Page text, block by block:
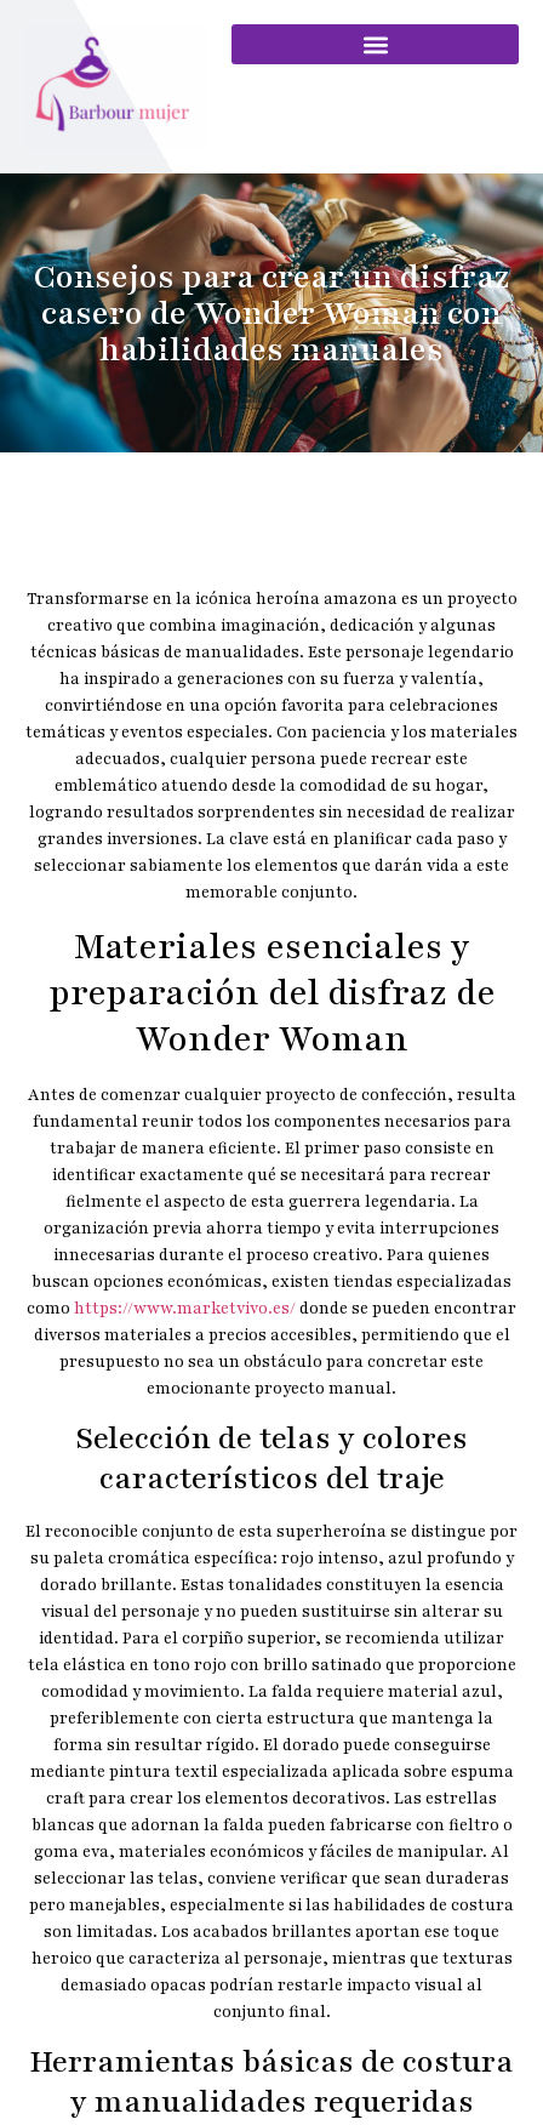
Consejos para crear un disfraz
casero de Wonder Woman con
habilidades manuales
Transformarse en la icónica heroína amazona es un proyecto
creativo que combina imaginación, dedicación y algunas
técnicas básicas de manualidades. Este personaje legendario
ha inspirado a generaciones con su fuerza y valentía,
convirtiéndose en una opción favorita para celebraciones
temáticas y eventos especiales. Con paciencia y los materiales
adecuados, cualquier persona puede recrear este
emblemático atuendo desde la comodidad de su hogar,
logrando resultados sorprendentes sin necesidad de realizar
grandes inversiones. La clave está en planificar cada paso y
seleccionar sabiamente los elementos que darán vida a este
memorable conjunto.
Materiales esenciales y
preparación del disfraz de
Wonder Woman
Antes de comenzar cualquier proyecto de confección, resulta
fundamental reunir todos los componentes necesarios para
trabajar de manera eficiente. El primer paso consiste en
identificar exactamente qué se necesitará para recrear
fielmente el aspecto de esta guerrera legendaria. La
organización previa ahorra tiempo y evita interrupciones
innecesarias durante el proceso creativo. Para quienes
buscan opciones económicas, existen tiendas especializadas
como https://www.marketvivo.es/donde se pueden encontrar
diversos materiales a precios accesibles, permitiendo que el
presupuesto no sea un obstáculo para concretar este
emocionante proyecto manual.
Selección de telas y colores
característicos del traje
El reconocible conjunto de esta superheroína se distingue por
su paleta cromática específica: rojo intenso, azul profundo y
dorado brillante. Estas tonalidades constituyen la esencia
visual del personaje y no pueden sustituirse sin alterar su
identidad. Para el corpiño superior, se recomienda utilizar
tela elástica en tono rojo con brillo satinado que proporcione
comodidad y movimiento. La falda requiere material azul,
preferiblemente con cierta estructura que mantenga la
forma sin resultar rígido. El dorado puede conseguirse
mediante pintura textil especializada aplicada sobre espuma
craft para crear los elementos decorativos. Las estrellas
blancas que adornan la falda pueden fabricarse con fieltro o
goma eva, materiales económicos y fáciles de manipular. Al
seleccionar las telas, conviene verificar que sean duraderas
pero manejables, especialmente si las habilidades de costura
son limitadas. Los acabados brillantes aportan ese toque
heroico que caracteriza al personaje, mientras que texturas
demasiado opacas podrían restarle impacto visual al
conjunto final.
Herramientas básicas de costura
y manualidades requeridas